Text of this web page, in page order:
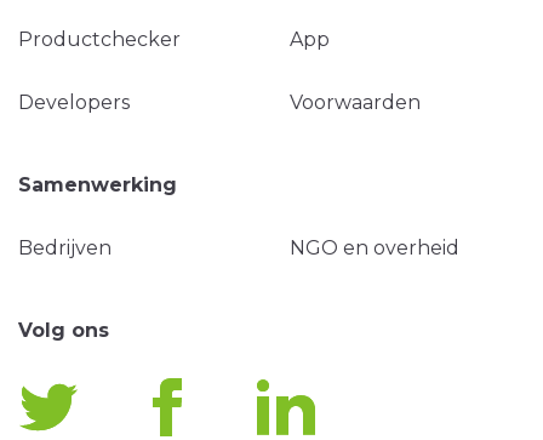
Productchecker App
Developers Voorwaarden
Samenwerking
Bedrijven NGO en overheid
Volg ons